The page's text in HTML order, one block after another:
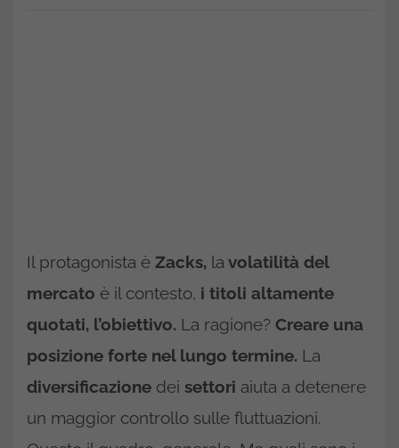
Il protagonista è Zacks, la volatilità del
mercato è il contesto, i titoli altamente
quotati, l’obiettivo. La ragione? Creare una
posizione forte nel lungo termine. La
diversificazione dei settori aiuta a detenere
un maggior controllo sulle fluttuazioni.